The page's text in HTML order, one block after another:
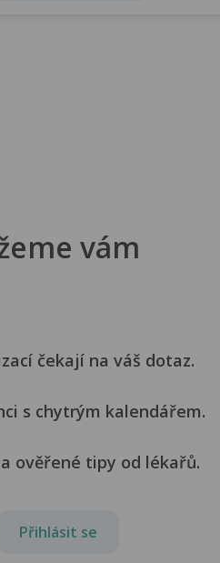
vám
čekají na váš dotaz.
s chytrým kalendářem.
ověřené tipy od lékařů.
Přihlásit se